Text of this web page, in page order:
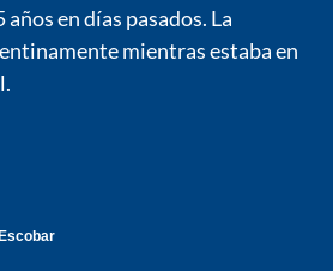
en días pasados. La
mientras estaba en